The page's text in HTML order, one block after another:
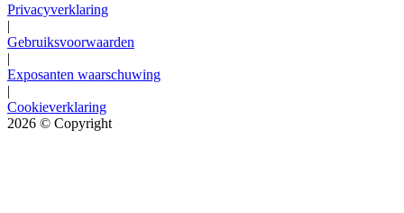
Privacyverklaring
|
Gebruiksvoorwaarden
|
Exposanten waarschuwing
|
Cookieverklaring
2026 © Copyright